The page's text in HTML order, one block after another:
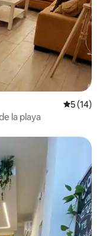
5 (14)
la playa